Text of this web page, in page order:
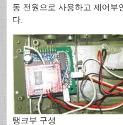
동 전원으로 사용하고 제어부
다.
탱크부 구성